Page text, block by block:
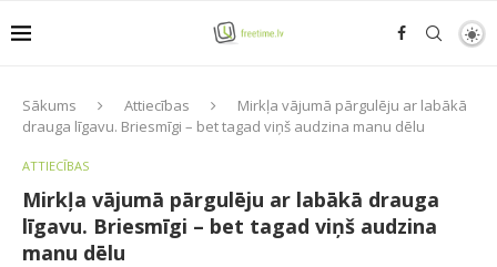
Sākums Attiecības
Mirkļa vājumā pārgulēju ar labākā
drauga līgavu. Briesmīgi – bet tagad viņš audzina manu dēlu
ATTIECĪBAS
Mirkļa vājumā pārgulēju ar labākā drauga
līgavu. Briesmīgi – bet tagad viņš audzina
manu dēlu